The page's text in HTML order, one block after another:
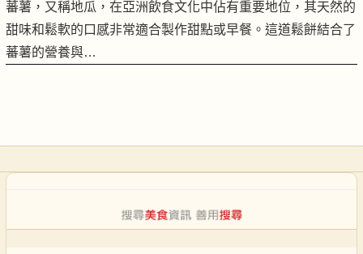
蕃薯，又稱地瓜，在亞洲飲食文化中佔有重要地位，其天然的
甜味和鬆軟的口感非常適合製作甜點或早餐。這道鬆餅結合了
蕃薯的營養與…